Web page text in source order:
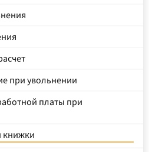
при увольнении
платы при
книжки